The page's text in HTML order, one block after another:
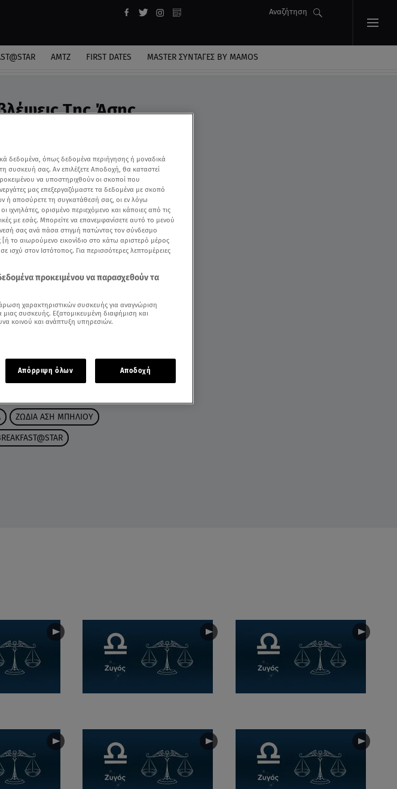
Αναζήτηση
ΑΜΤΖ FIRST DATES MASTER ΣΥΝΤΑΓΈΣ BY MAMOS
Tης Άσης
στο Breakfast@Star
ΖΩΔΙΑ ΑΣΗ ΜΠΗΛΙΟΥ
δεδομένα, όπως δεδομένα περιήγησης ή μοναδικά
συσκευή σας. Αν επιλέξετε Αποδοχή, θα καταστεί
να υποστηριχθούν οι σκοποί που
μας επεξεργαζόμαστε τα δεδομένα με σκοπό
ή αποσύρετε τη συγκατάθεσή σας, οι εν λόγω
ιχνηλάτες, ορισμένο περιεχόμενο και κάποιες από τις
με εσάς. Μπορείτε να επανεμφανίσετε αυτό το μενού
σας ανά πάσα στιγμή πατώντας τον σύνδεσμο
το αιωρούμενο εικονίδιο στο κάτω αριστερό μέρος
ισχύ στον Ιστότοπος. Για περισσότερες λεπτομέρειες
προκειμένου να παρασχεθούν τα
χαρακτηριστικών συσκευής για αναγνώριση
συσκευής. Εξατομικευμένη διαφήμιση και
κοινού και ανάπτυξη υπηρεσιών.
Απόρριψη όλων Αποδοχή